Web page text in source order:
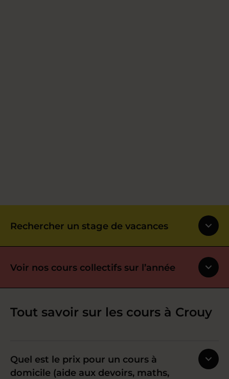
Rechercher un stage de vacances
Voir nos cours collectifs sur l’année
Tout savoir sur les cours à Crouy
Quel est le prix pour un cours à
domicile (aide aux devoirs, maths,